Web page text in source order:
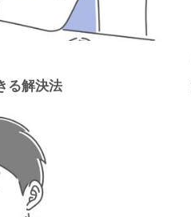
る解決法